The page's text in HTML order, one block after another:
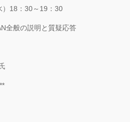
）18：30～19：30
全般の説明と質疑応答